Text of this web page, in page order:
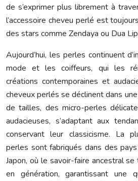
de s’exprimer plus librement à
l’accessoire cheveu perlé est
des stars comme Zendaya ou Dua
Aujourd’hui, les perles continuent
mode et les coiffeurs, qui les
créations contemporaines et
cheveux perlés se déclinent dans
de tailles, des micro-perles
audacieuses, s’adaptant aux
conservant leur classicisme. La
perles sont fabriqués dans des
Japon, où le savoir-faire ancestral
en génération, garantissant une